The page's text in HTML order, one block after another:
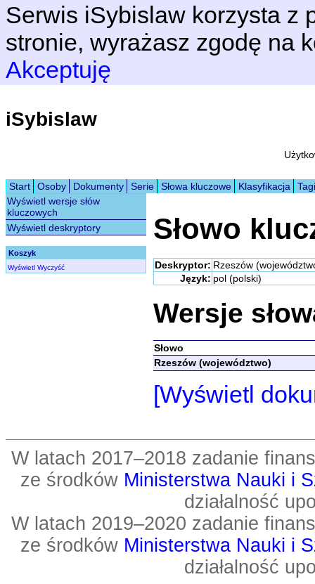
Serwis iSybislaw korzysta z
stronie, wyrażasz zgodę na
Akceptuję
iSybislaw
Start Osoby Dokumenty Serie Słowa kluczowe Klasyfikacja
Tagi
Wyświetl wersje słów
kluczowych
Wyświetl deskryptory
Koszyk
Wyświetl Wyczyść
Słowo
Deskryptor: Rzeszów
Język: pol (polski)
Wersje
Słowo
Rzeszów (województwo)
[Wyświetl
W latach 2017–2018 zadanie
ze środków Ministerstwa Nauki i
działalność
W latach 2019–2020 zadanie
ze środków Ministerstwa Nauki i
działalność